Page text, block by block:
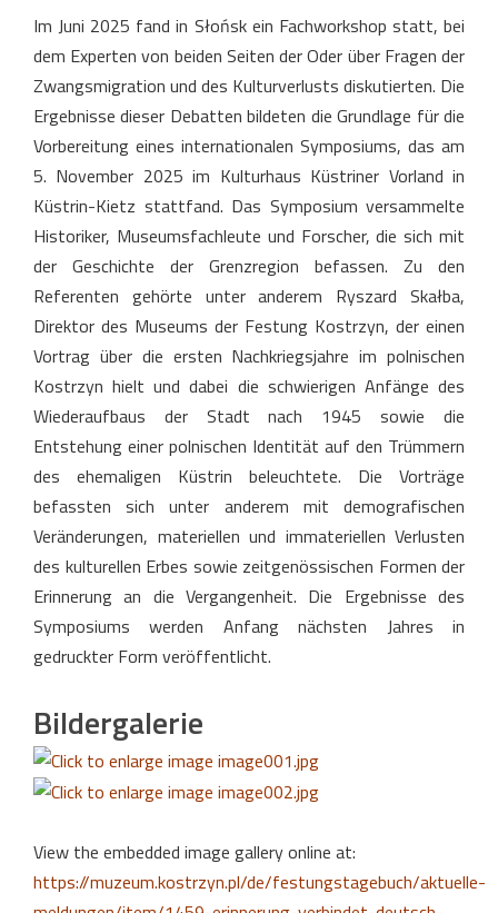
Im Juni 2025 fand in Słońsk ein Fachworkshop statt, bei
dem Experten von beiden Seiten der Oder über Fragen der
Zwangsmigration und des Kulturverlusts diskutierten. Die
Ergebnisse dieser Debatten bildeten die Grundlage für die
Vorbereitung eines internationalen Symposiums, das am
5. November 2025 im Kulturhaus Küstriner Vorland in
Küstrin-Kietz stattfand. Das Symposium versammelte
Historiker, Museumsfachleute und Forscher, die sich mit
der Geschichte der Grenzregion befassen. Zu den
Referenten gehörte unter anderem Ryszard Skałba,
Direktor des Museums der Festung Kostrzyn, der einen
Vortrag über die ersten Nachkriegsjahre im polnischen
Kostrzyn hielt und dabei die schwierigen Anfänge des
Wiederaufbaus der Stadt nach 1945 sowie die
Entstehung einer polnischen Identität auf den Trümmern
des ehemaligen Küstrin beleuchtete. Die Vorträge
befassten sich unter anderem mit demografischen
Veränderungen, materiellen und immateriellen Verlusten
des kulturellen Erbes sowie zeitgenössischen Formen der
Erinnerung an die Vergangenheit. Die Ergebnisse des
Symposiums werden Anfang nächsten Jahres in
gedruckter Form veröffentlicht.
Bildergalerie
View the embedded image gallery online at:
https://muzeum.kostrzyn.pl/de/festungstagebuch/aktuelle-